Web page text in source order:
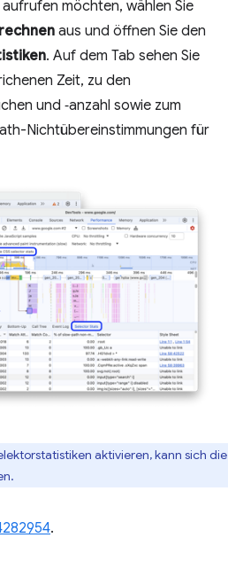
möchten, wählen Sie
aus und öffnen Sie den
. Auf dem Tab sehen Sie
Zeit, zu den
und ‑anzahl sowie zum
Nichtübereinstimmungen für
aktivieren, kann sich die
.